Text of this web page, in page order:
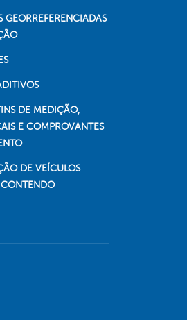
GEORREFERENCIADAS
DE MEDIÇÃO,
E COMPROVANTES
DE VEÍCULOS
CONTENDO